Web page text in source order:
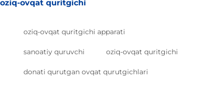
oziq-ovqat quritgichi
oziq-ovqat quritgichi apparati
sanoatiy quruvchi oziq-ovqat quritgichi
donati qurutgan ovqat qurutgichlari